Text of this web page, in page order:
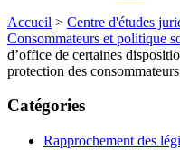
Accueil > Centre d'études
Consommateurs et politique
d’office de certaines
protection des
Catégories
Rapprochement des